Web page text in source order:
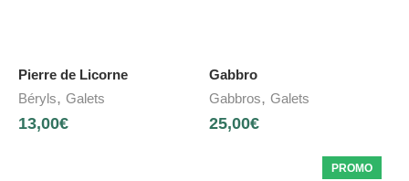
Pierre de Licorne
Béryls, Galets
13,00€
Gabbro
Gabbros, Galets
25,00€
PROMO